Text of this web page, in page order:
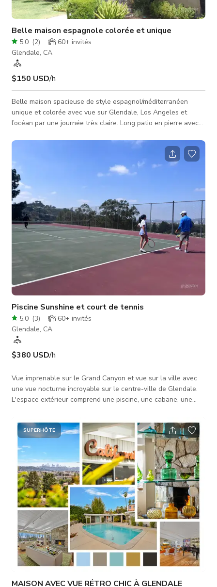
Belle maison espagnole colorée et unique
5.0 (2) 60+ invités
Glendale, CA
$150 USD/h
Belle maison spacieuse de style espagnol/méditerranéen
unique et colorée avec vue sur Glendale, Los Angeles et
l’océan par une journée très claire. Long patio en pierre avec
tropical dans les collines de Glendale. Notre maison d’hôtes
de 900 sq ft est actuellement vacante et fonctionne très bien
comme loge verte car elle dispose d’une cuisine et d’une salle
de bain.
Piscine Sunshine et court de tennis
5.0 (3) 60+ invités
Glendale, CA
$380 USD/h
Vue imprenable sur le Grand Canyon et vue sur la ville avec
une vue nocturne incroyable sur le centre-ville de Glendale.
L'espace extérieur comprend une piscine, une cabane, une
colline avec une vue à 360 degrés sur DTLA et le centre-ville
de Glendale. Idéal pour la photographie, la vidéographie, la
publicité, les rassemblements au bord de la piscine, sur la
terrasse ou sur le court de tennis. Il y a une cabane près de la
piscine a
SUPERHÔTE
MAISON AVEC VUE RÉTRO CHIC À GLENDALE